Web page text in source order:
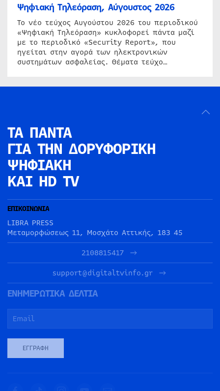
Ψηφιακή Τηλεόραση, Αύγουστος 2026
Το νέο τεύχος Αυγούστου 2026 του περιοδικού
«Ψηφιακή Τηλεόραση» κυκλοφορεί πάντα μαζί
με το περιοδικό «Security Report», που
ηγείται στην αγορά των ηλεκτρονικών
συστημάτων ασφαλείας. Θέματα τεύχο…
ΤΑ ΠΑΝΤΑ
ΓΙΑ ΤΗΝ ΔΟΡΥΦΟΡΙΚΗ
ΨΗΦΙΑΚΗ
ΚΑΙ HD TV
ΕΠΙΚΟΙΝΩΝΙΑ
LIBRA PRESS
Μεταμορφώσεως 11, Μοσχάτο Αττικής, 183 45
2108815417
support@digitaltvinfo.gr
ΕΝΗΜΕΡΩΤΙΚΑ ΔΕΛΤΙΑ
ΕΓΓΡΑΦΉ